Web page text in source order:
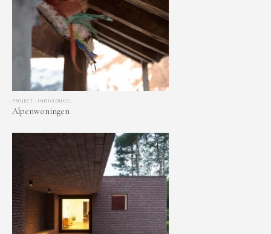
PROJECT – INDIVIDUEEL
Alpenwoningen